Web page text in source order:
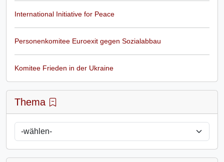
International Initiative for Peace
Personenkomitee Euroexit gegen Sozialabbau
Komitee Frieden in der Ukraine
Thema